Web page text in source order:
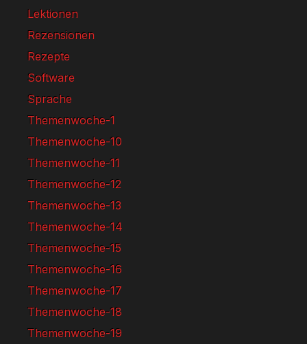
Lektionen
Rezensionen
Rezepte
Software
Sprache
Themenwoche-1
Themenwoche-10
Themenwoche-11
Themenwoche-12
Themenwoche-13
Themenwoche-14
Themenwoche-15
Themenwoche-16
Themenwoche-17
Themenwoche-18
Themenwoche-19